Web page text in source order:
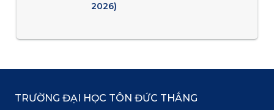
2026)
TRƯỜNG ĐẠI HỌC TÔN ĐỨC THẮNG